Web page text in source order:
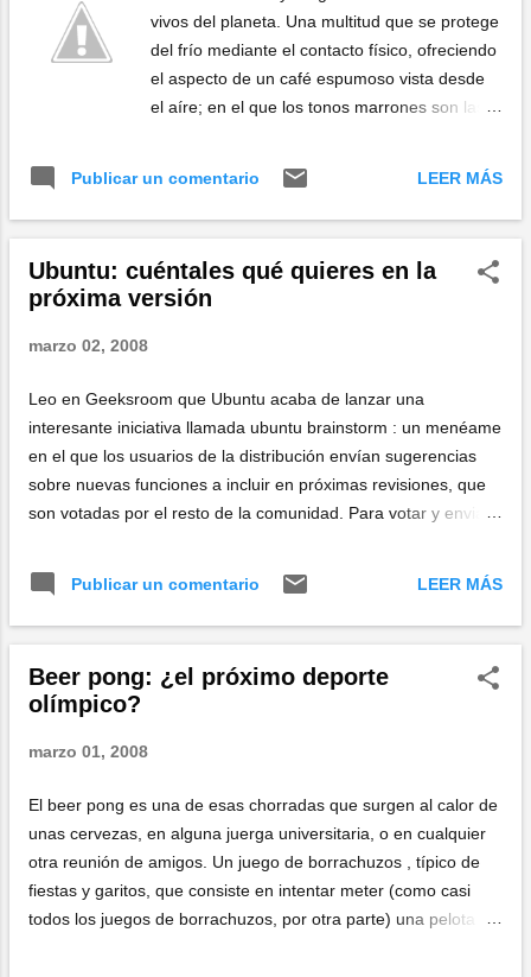
vivos del planeta. Una multitud que se protege
del frío mediante el contacto físico, ofreciendo
el aspecto de un café espumoso vista desde
el aíre; en el que los tonos marrones son las
temperatura corporal en sus primeras tres
semanas- y los tonos grises los adultos
protectores. La foto fue tomada a dos mil pies
británico cerca de las Islas Malvinas. Ésta es
la historia , y éste el protagonista .
Publicar un comentario LEER MÁS
Ubuntu: cuéntales qué quieres en la
próxima versión
marzo 02, 2008
Leo en Geeksroom que Ubuntu acaba de lanzar una
interesante iniciativa llamada ubuntu brainstorm : un menéame
en el que los usuarios de la distribución envían sugerencias
sobre nuevas funciones a incluir en próximas revisiones, que
son votadas por el resto de la comunidad. Para votar y enviar
Ubuntu y echas de menos alguna función, o has tenido
problemas con algo en particular, cuéntaselo a Ubuntu...
Publicar un comentario LEER MÁS
Beer pong: ¿el próximo deporte
olímpico?
marzo 01, 2008
El beer pong es una de esas chorradas que surgen al calor de
unas cervezas, en alguna juerga universitaria, o en cualquier
otra reunión de amigos. Un juego de borrachuzos , típico de
fiestas y garitos, que consiste en intentar meter (como casi
todos los juegos de borrachuzos, por otra parte) una pelota de